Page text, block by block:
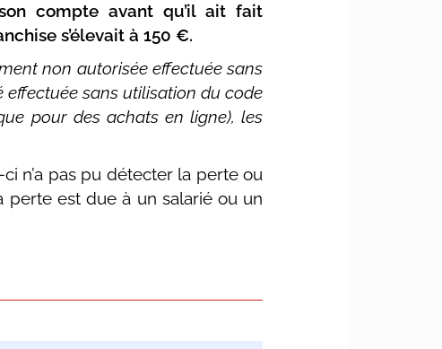
compte avant qu’il ait fait
s’élevait à 150 €.
non autorisée effectuée sans
effectuée sans utilisation du code
pour des achats en ligne), les
n’a pas pu détecter la perte ou
perte est due à un salarié ou un